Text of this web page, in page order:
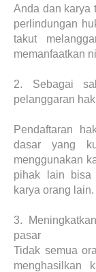
Anda dan karya
perlindungan
takut
memanfaatkan
2.
Sebagai
pelanggaran
Pendaftaran
dasar yang
menggunakan
pihak lain bisa
karya orang lain.
3.
pasar
Tidak semua
menghasilkan